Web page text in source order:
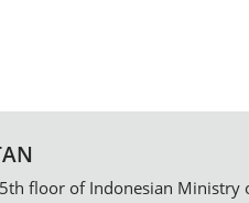
floor of Indonesian Ministry